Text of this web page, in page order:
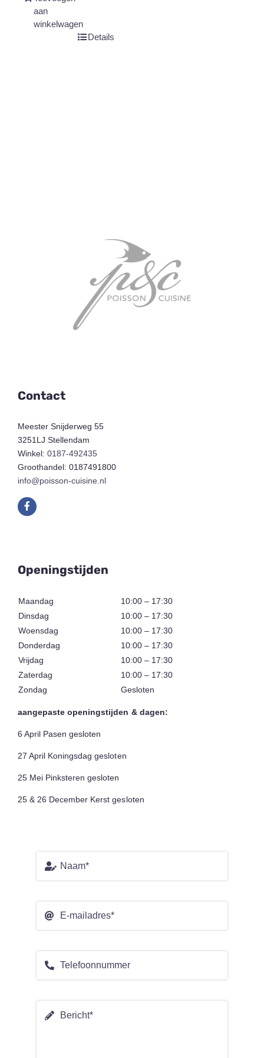
aan
winkelwagen
Details
Contact
Meester Snijderweg 55
3251LJ Stellendam
Winkel:0187-492435
Groothandel: 0187491800
info@poisson-cuisine.nl
Openingstijden
Maandag
10:00 – 17:30
Dinsdag
10:00 – 17:30
Woensdag
10:00 – 17:30
Donderdag
10:00 – 17:30
Vrijdag
10:00 – 17:30
Zaterdag
10:00 – 17:30
Zondag
Gesloten
aangepaste openingstijden & dagen:
6 April Pasen gesloten
27 April Koningsdag gesloten
25 Mei Pinksteren gesloten
25 & 26 December Kerst gesloten